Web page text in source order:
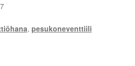
, pesukoneventtiili